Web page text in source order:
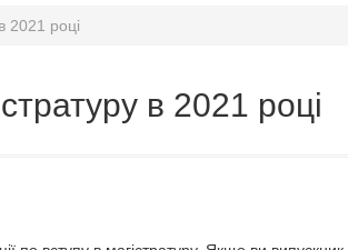
2021 році
в 2021 році